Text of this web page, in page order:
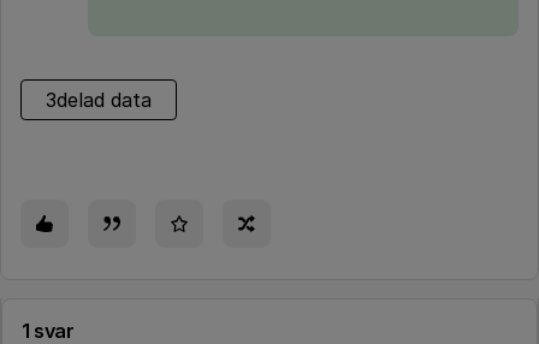
3delad data
1 svar